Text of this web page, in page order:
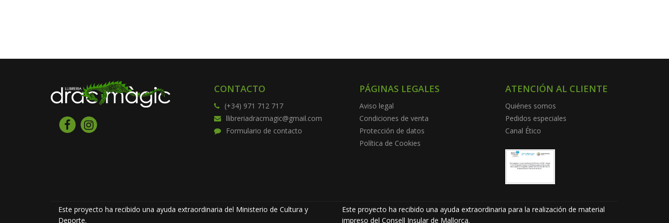
CONTACTO
(+34) 971 712 717
llibreriadracmagic@gmail.com
Formulario de contacto
PÁGINAS LEGALES
Aviso legal
Condiciones de venta
Protección de datos
Política de Cookies
ATENCIÓN AL CLIENTE
Quiénes somos
Pedidos especiales
Canal Ético
Este proyecto ha recibido una ayuda extraordinaria del Ministerio de Cultura y
Deporte.
Este proyecto ha recibido una ayuda extraordinaria para la realización de material
impreso del Consell Insular de Mallorca.